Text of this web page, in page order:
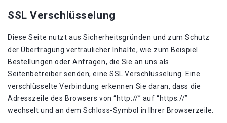
SSL Verschlüsselung
Diese Seite nutzt aus Sicherheitsgründen und zum Schutz
der Übertragung vertraulicher Inhalte, wie zum Beispiel
Bestellungen oder Anfragen, die Sie an uns als
Seitenbetreiber senden, eine SSL Verschlüsselung. Eine
verschlüsselte Verbindung erkennen Sie daran, dass die
Adresszeile des Browsers von “http://” auf “https://”
wechselt und an dem Schloss-Symbol in Ihrer Browserzeile.